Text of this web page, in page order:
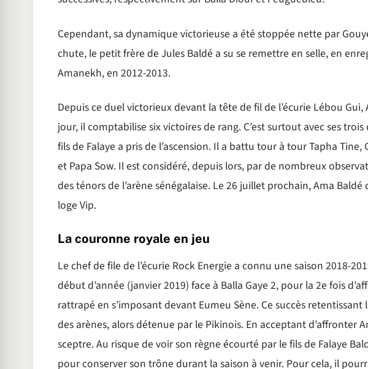
Cependant, sa dynamique victorieuse a été stoppée nette par
chute, le petit frère de Jules Baldé a su se remettre en selle, en
Amanekh, en 2012-2013.
Depuis ce duel victorieux devant la tête de fil de l’écurie Lébou Gui,
jour, il comptabilise six victoires de rang. C’est surtout avec ses
fils de Falaye a pris de l’ascension. Il a battu tour à tour Tapha
et Papa Sow. Il est considéré, depuis lors, par de nombreux
des ténors de l’arène sénégalaise. Le 26 juillet prochain, Ama
loge Vip.
La couronne royale en jeu
Le chef de file de l’écurie Rock Energie a connu une saison 2018-
début d’année (janvier 2019) face à Balla Gaye 2, pour la 2e fois
rattrapé en s’imposant devant Eumeu Sène. Ce succès
des arènes, alors détenue par le Pikinois. En acceptant d’affronter
sceptre. Au risque de voir son règne écourté par le fils de Falaye
pour conserver son trône durant la saison à venir. Pour cela, il